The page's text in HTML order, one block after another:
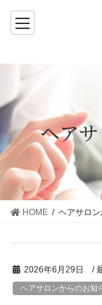
ス
ッ
プ
ン
移
動
ヘア
HOME ヘアサロ
2026年6月29日 /
ヘアサロンからのお知